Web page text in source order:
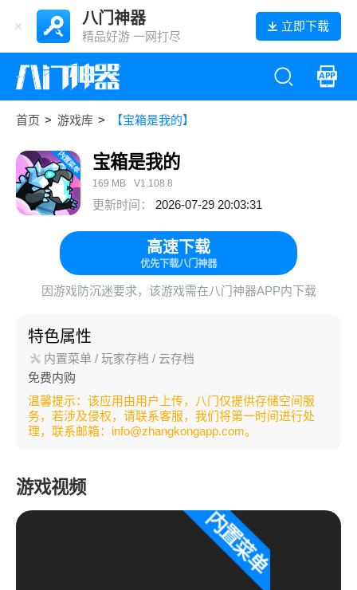
八门神器
精品好游 一网打尽
立即下载
首页 > 游戏库 > 【宝箱是我的】
宝箱是我的
169 MB V1.108.8
更新时间： 2026-07-29 20:03:31
高速下载
优先下载八门神器
因游戏防沉迷要求，该游戏需在八门神器APP内下载
特色属性
内置菜单 / 玩家存档 / 云存档
免费内购
温馨提示：该应用由用户上传，八门仅提供存储空间服
务，若涉及侵权，请联系客服，我们将第一时间进行处
理，联系邮箱：info@zhangkongapp.com。
游戏视频